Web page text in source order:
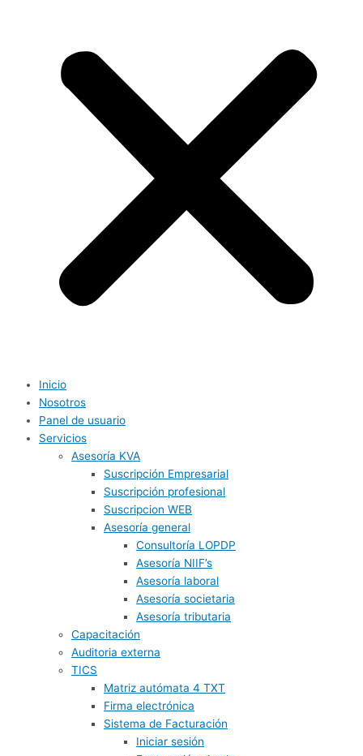
Inicio
Nosotros
Panel de usuario
Servicios
Asesoría KVA
Suscripción Empresarial
Suscripción profesional
Suscripcion WEB
Asesoría general
Consultoría LOPDP
Asesoría NIIF’s
Asesoría laboral
Asesoría societaria
Asesoría tributaria
Capacitación
Auditoria externa
TICS
Matriz autómata 4 TXT
Firma electrónica
Sistema de Facturación
Iniciar sesión